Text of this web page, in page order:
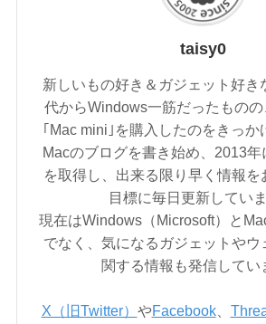
taisy0
新しいもの好き＆ガジェット好き
代からWindows一筋だったもの
｢Mac mini｣を購入したのをきっか
Macのブログを書き始め、2013
を取得し、出来る限り早く情報を
目標に毎日更新していま
現在はWindows（Microsoft）と
でなく、気になるガジェットやウ
関する情報も発信してい
X（旧Twitter） やFacebook、